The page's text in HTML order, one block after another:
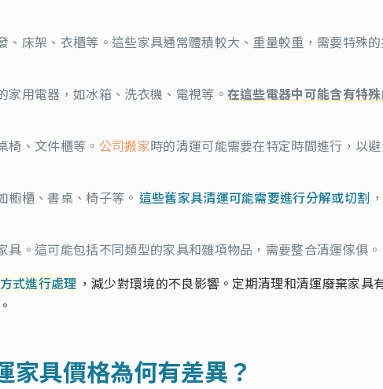
床架、衣櫃等。這些家具通常體積較大、重量較重，需要特殊
用電器，如冰箱、洗衣機、電視等。 在這些電器中可能含有特殊
椅、文件櫃等。 公司搬家時的清運可能需要在特定時間進行，以
櫃、書桌、椅子等。 這些舊家具清運可能需要進行分解或切割
。這可能包括不同類型的家具和雜項物品，需要整合清運傢俱。
式進行處理 ，減少對環境的不良影響。定期清理和清運廢棄家具
家具價格為何有差異？